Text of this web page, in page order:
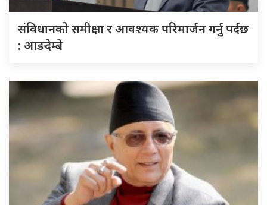
संविधानको समीक्षा र आवश्यक परिमार्जन गर्नु पर्दछ
: आङदेम्बे